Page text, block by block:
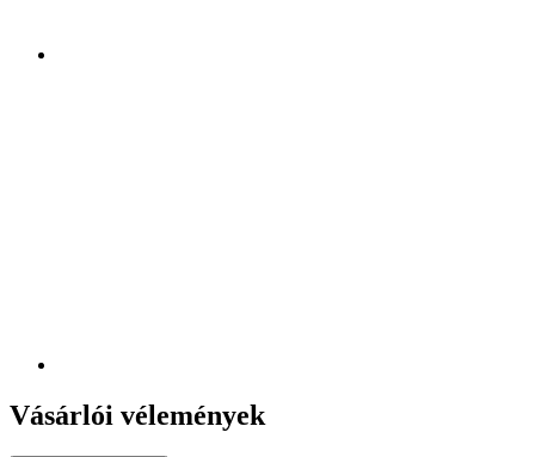
Vásárlói vélemények